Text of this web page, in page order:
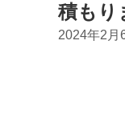
積もり
2024年2月